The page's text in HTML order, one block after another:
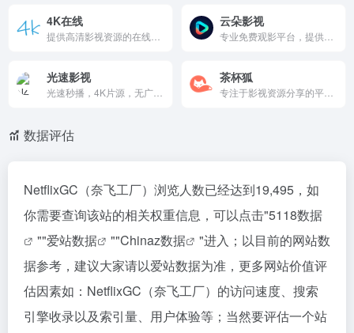
4K在线 云朵影视
光速影视 茶杯狐
数据评估
NetflixGC（奈飞工厂）浏览人数已经达到19,495，如
你需要查询该站的相关权重信息，可以点击"5118数据
""爱站数据 ""Chinaz数据
"进入；以目前的网站数
据参考，建议大家请以爱站数据为准，更多网站价值评
估因素如：NetflixGC（奈飞工厂）的访问速度、搜索
引擎收录以及索引量、用户体验等；当然要评估一个站